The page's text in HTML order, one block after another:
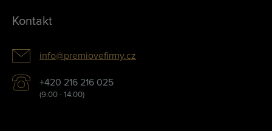
Kontakt
info@premiovefirmy.cz
+420 216 216 025
(9:00 - 14:00)